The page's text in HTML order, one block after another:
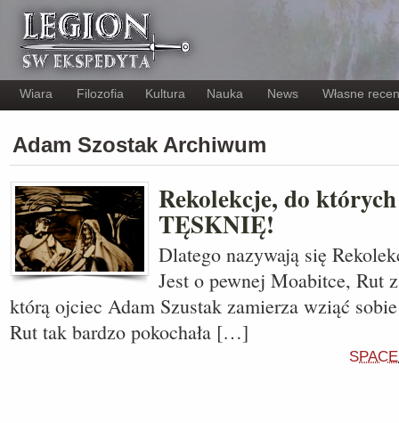
Wiara Filozofia Kultura Nauka News Własne
Adam Szostak Archiwum
Rekolekcje, do
TĘSKNIĘ!
Dlatego nazywają się
Jest o pewnej Moabitce, Rut
którą ojciec Adam Szustak zamierza wziąć
Rut tak bardzo pokochała […]
SPACE